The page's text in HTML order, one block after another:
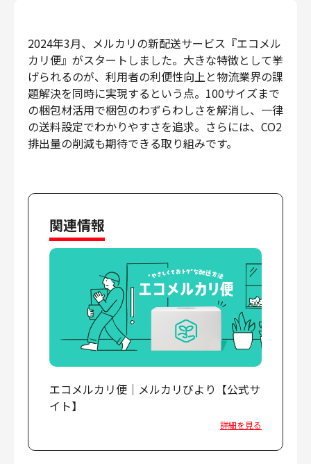
カスタマーサービス
営業
マーケティング・PR
プロダクトマネジメント
データアナリティクス
プロダクトデザイン
内部監査・リスク
法務
セキュリティ・プライバシー
2024年3月、メルカリの新配送サービス『エコメル
カリ便』がスタートしました。大きな特徴として挙
げられるのが、利用者の利便性向上と物流業界の課
題解決を同時に実現するという点。100サイズまで
の梱包材活用で梱包のわずらわしさを解消し、一律
の送料設定でわかりやすさを追求。さらには、CO2
排出量の削減も期待できる取り組みです。
関連情報
エコメルカリ便｜メルカリびより【公式サ
イト】
詳細を見る